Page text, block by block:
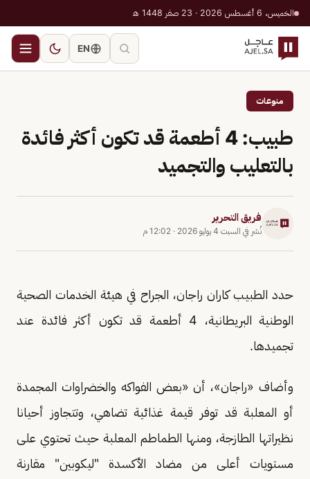
الخميس، 6 أغسطس 2026 · 23 صفر 1448 هـ
EN
منوعات
طبيب: 4 أطعمة قد تكون أكثر فائدة
بالتعليب والتجميد
فريق التحرير
نُشر في السبت 4 يوليو 2026 · 12:02 م
حدد الطبيب كاران راجان، الجراح في هيئة الخدمات الصحية
الوطنية البريطانية، 4 أطعمة قد تكون أكثر فائدة عند
تجميدها.
وأضاف «راجان»، أن «بعض الفواكه والخضراوات المجمدة
أو المعلبة قد توفر قيمة غذائية تضاهي، وتتجاوز أحيانا
نظيراتها الطازجة، ومنها الطماطم المعلبة حيث تحتوي على
مستويات أعلى من مضاد الأكسدة "ليكوبين" مقارنة